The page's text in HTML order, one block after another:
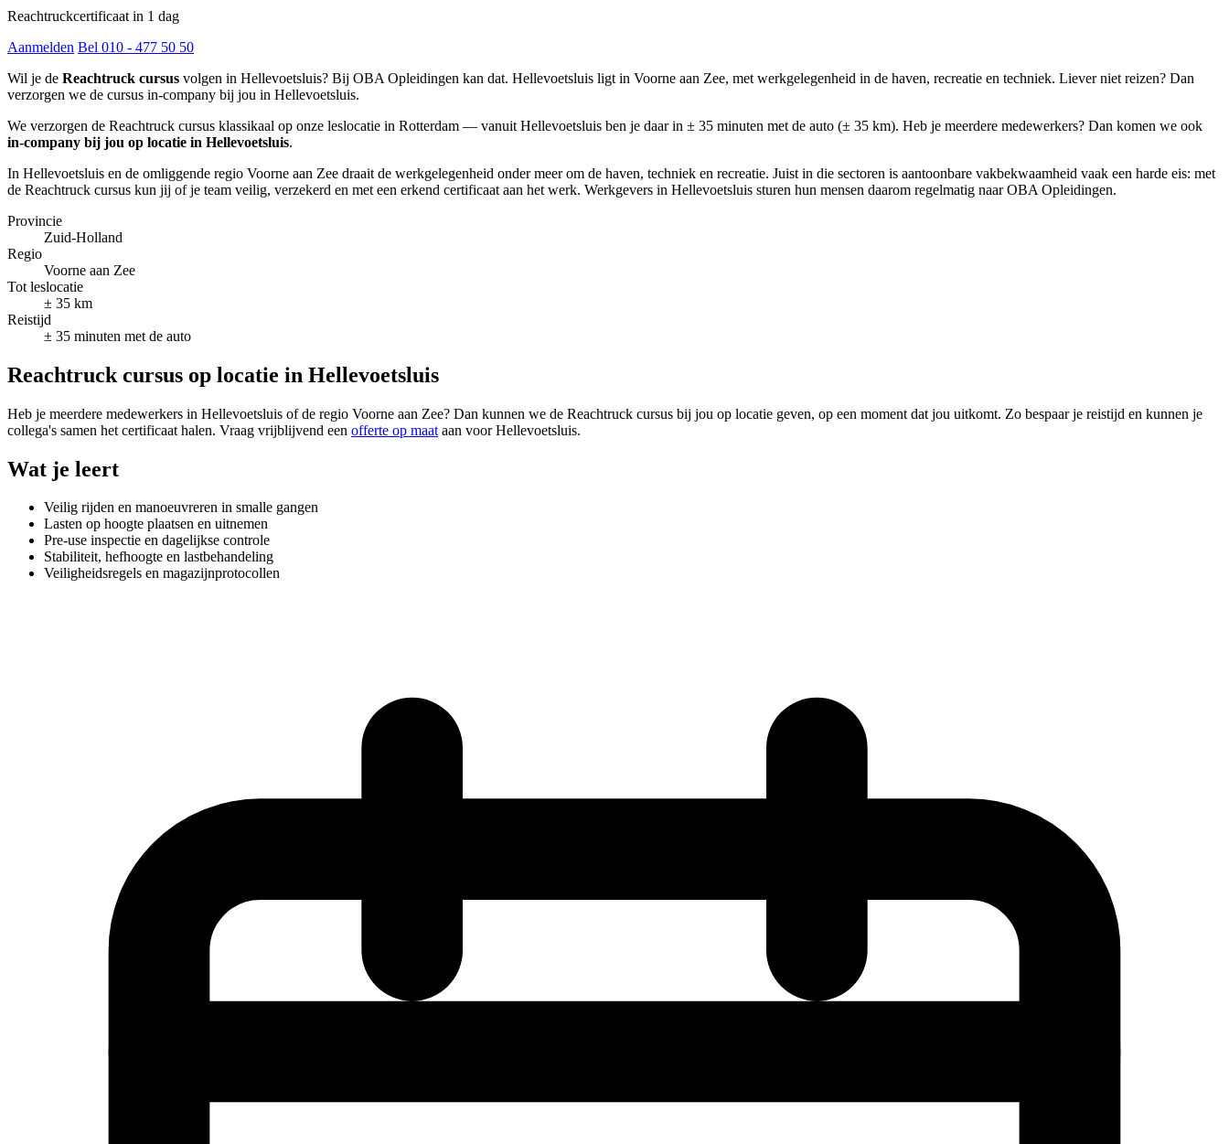
Reachtruckcertificaat in 1 dag
Aanmelden Bel 010 - 477 50 50
Wil je de Reachtruck cursus volgen in Hellevoetsluis? Bij OBA Opleidingen kan dat. Hellevoetsluis ligt in Voorne aan Zee, met werkgelegenheid in de haven, recreatie en techniek. Liever niet reizen? Dan
verzorgen we de cursus in-company bij jou in Hellevoetsluis.
We verzorgen de Reachtruck cursus klassikaal op onze leslocatie in Rotterdam — vanuit Hellevoetsluis ben je daar in ± 35 minuten met de auto (± 35 km). Heb je meerdere medewerkers? Dan komen we ook
in-company bij jou op locatie in Hellevoetsluis.
In Hellevoetsluis en de omliggende regio Voorne aan Zee draait de werkgelegenheid onder meer om de haven, techniek en recreatie. Juist in die sectoren is aantoonbare vakbekwaamheid vaak een harde eis: met
de Reachtruck cursus kun jij of je team veilig, verzekerd en met een erkend certificaat aan het werk. Werkgevers in Hellevoetsluis sturen hun mensen daarom regelmatig naar OBA Opleidingen.
Provincie
Zuid-Holland
Regio
Voorne aan Zee
Tot leslocatie
± 35 km
Reistijd
± 35 minuten met de auto
Reachtruck cursus op locatie in Hellevoetsluis
Heb je meerdere medewerkers in Hellevoetsluis of de regio Voorne aan Zee? Dan kunnen we de Reachtruck cursus bij jou op locatie geven, op een moment dat jou uitkomt. Zo bespaar je reistijd en kunnen je
collega's samen het certificaat halen. Vraag vrijblijvend een offerte op maat aan voor Hellevoetsluis.
Wat je leert
Veilig rijden en manoeuvreren in smalle gangen
Lasten op hoogte plaatsen en uitnemen
Pre-use inspectie en dagelijkse controle
Stabiliteit, hefhoogte en lastbehandeling
Veiligheidsregels en magazijnprotocollen